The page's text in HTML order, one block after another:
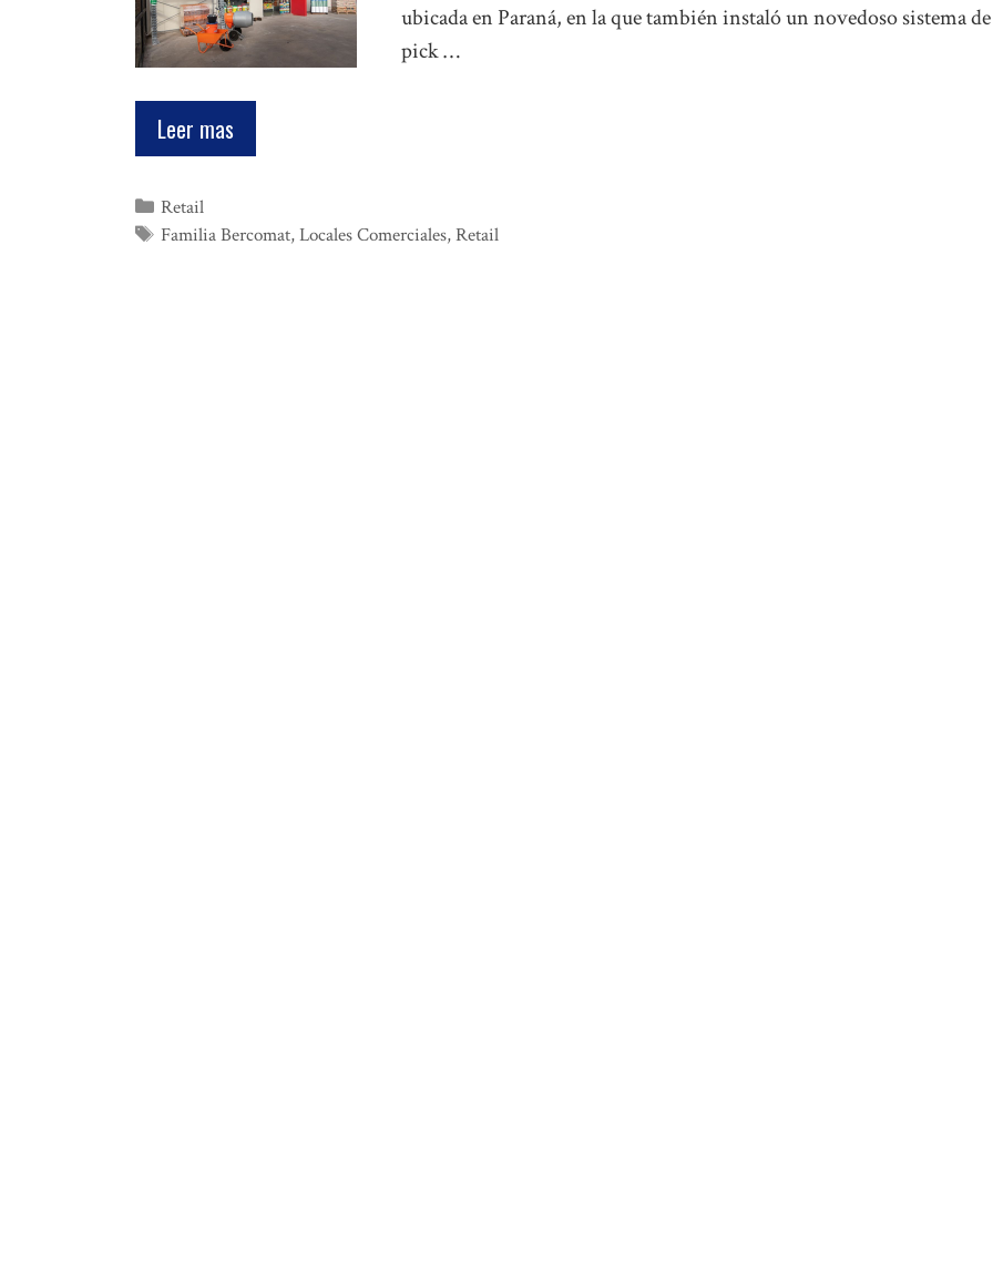
ubicada en Paraná, en la que también instaló un novedoso sistema de
pick …
Leer mas
Categorías
Retail
Etiquetas
Familia Bercomat,Locales Comerciales,Retail